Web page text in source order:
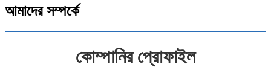
আমাদের সম্পর্কে
কোম্পানির প্রোফাইল